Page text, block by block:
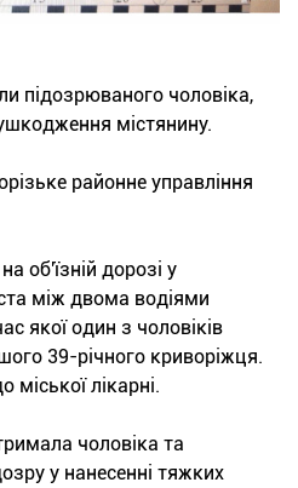
підозрюваного чоловіка,
містянину.
районне управління
об'їзній дорозі у
між двома водіями
якої один з чоловіків
39-річного криворіжця.
міської лікарні.
чоловіка та
у нанесенні тяжких